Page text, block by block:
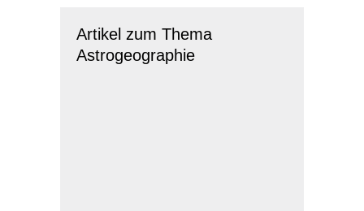
Artikel zum Thema
Astrogeographie